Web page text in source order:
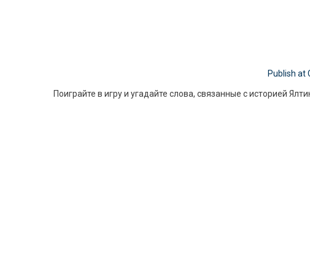
Publish at
Поиграйте в игру и угадайте слова, связанные с историей